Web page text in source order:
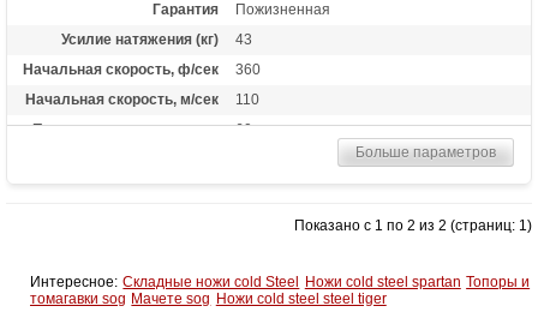
Гарантия
Пожизненная
Усилие натяжения (кг)
43
Начальная скорость, ф/сек
360
Начальная скорость, м/сек
110
Прицельная дальность, м
60
10 дюймов (35,6 см)
Размах плечей (см)
49.5
Комплектация
Ручной натяжитель, чехол Mission
Масса (кг)
3
Больше параметров
Показано с 1 по 2 из 2 (страниц: 1)
Интересное: Складные ножи cold Steel Ножи cold steel spartan Топоры и
томагавки sog Мачете sog Ножи cold steel steel tiger